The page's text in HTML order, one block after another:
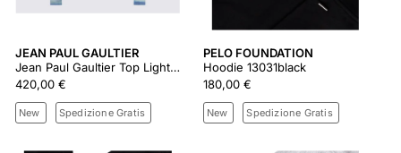
JEAN PAUL GAULTIER
Jean Paul Gaultier Top Lightblue/blue/peach
420,00 €
New Spedizione Gratis
PELO FOUNDATION
Hoodie 13031black
180,00 €
New Spedizione Gratis